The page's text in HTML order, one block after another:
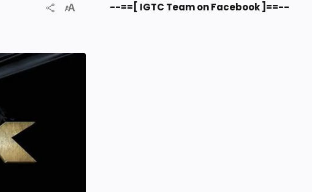
--==[ IGTC Team on Facebook ]==--